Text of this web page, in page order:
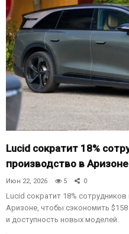
Lucid сократит 18%
производство в Аризоне
Июн 22, 2026 5 0
Lucid сократит 18%
Аризоне, чтобы сэкономить
и доступность новых моделей.